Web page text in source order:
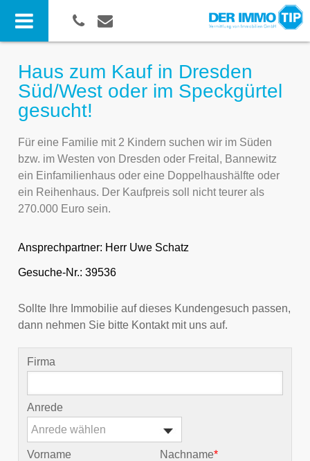
Haus zum Kauf in Dresden
Süd/West oder im Speckgürtel
gesucht!
Für eine Familie mit 2 Kindern suchen wir im Süden
bzw. im Westen von Dresden oder Freital, Bannewitz
ein Einfamilienhaus oder eine Doppelhaushälfte oder
ein Reihenhaus. Der Kaufpreis soll nicht teurer als
270.000 Euro sein.
Ansprechpartner: Herr Uwe Schatz
Gesuche-Nr.: 39536
Sollte Ihre Immobilie auf dieses Kundengesuch passen,
dann nehmen Sie bitte Kontakt mit uns auf.
Firma
Anrede
Anrede wählen
Vorname Nachname*